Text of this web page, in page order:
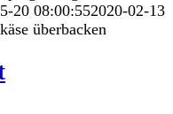
20 08:00:552020-02-13
überbacken